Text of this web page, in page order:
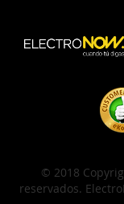
© 2018
reservados.